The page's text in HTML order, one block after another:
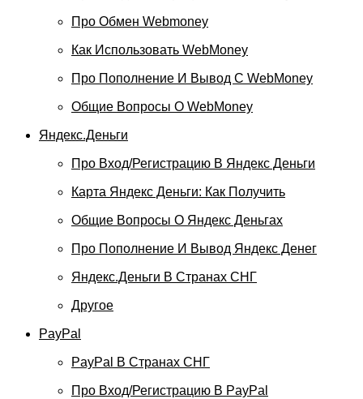
Про Обмен Webmoney
Как Использовать WebMoney
Про Пополнение И Вывод С WebMoney
Общие Вопросы О WebMoney
Яндекс.Деньги
Про Вход/регистрацию В Яндекс Деньги
Карта Яндекс Деньги: Как Получить
Общие Вопросы О Яндекс Деньгах
Про Пополнение И Вывод Яндекс Денег
Яндекс.Деньги В Странах СНГ
Другое
PayPal
PayPal В Странах СНГ
Про Вход/регистрацию В PayPal